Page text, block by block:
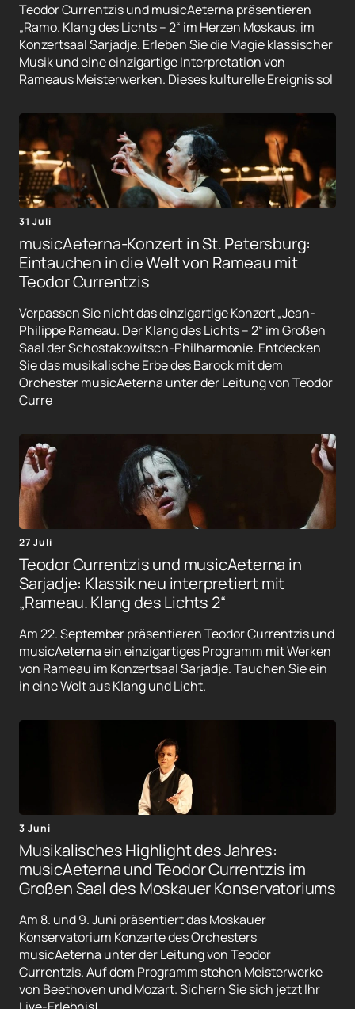
Teodor Currentzis und musicAeterna präsentieren
„Ramo. Klang des Lichts – 2“ im Herzen Moskaus, im
Konzertsaal Sarjadje. Erleben Sie die Magie klassischer
Musik und eine einzigartige Interpretation von
Rameaus Meisterwerken. Dieses kulturelle Ereignis sol
31 Juli
musicAeterna-Konzert in St. Petersburg:
Eintauchen in die Welt von Rameau mit
Teodor Currentzis
Verpassen Sie nicht das einzigartige Konzert „Jean-
Philippe Rameau. Der Klang des Lichts – 2“ im Großen
Saal der Schostakowitsch-Philharmonie. Entdecken
Sie das musikalische Erbe des Barock mit dem
Orchester musicAeterna unter der Leitung von Teodor
Curre
27 Juli
Teodor Currentzis und musicAeterna in
Sarjadje: Klassik neu interpretiert mit
„Rameau. Klang des Lichts 2“
Am 22. September präsentieren Teodor Currentzis und
musicAeterna ein einzigartiges Programm mit Werken
von Rameau im Konzertsaal Sarjadje. Tauchen Sie ein
in eine Welt aus Klang und Licht.
3 Juni
Musikalisches Highlight des Jahres:
musicAeterna und Teodor Currentzis im
Großen Saal des Moskauer Konservatoriums
Am 8. und 9. Juni präsentiert das Moskauer
Konservatorium Konzerte des Orchesters
musicAeterna unter der Leitung von Teodor
Currentzis. Auf dem Programm stehen Meisterwerke
von Beethoven und Mozart. Sichern Sie sich jetzt Ihr